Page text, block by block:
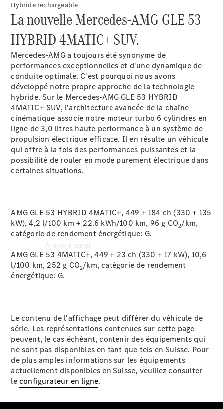
Brochure
Accessoires
de véhicule
Collection
Notices
d'utilisation
Prendre
rendez-
vous à
l'atelier
L'entreprise
Interlocuteur
Site et
horaires
Formulaire
Hybride rechargeable
La nouvelle Mercedes-AMG GLE 53
HYBRID 4MATIC+ SUV.
Mercedes-AMG a toujours été synonyme de
performances exceptionnelles et d'une dynamique de
conduite optimale. C'est pourquoi nous avons
développé notre propre approche de la technologie
hybride. Sur le Mercedes-AMG GLE 53 HYBRID
4MATIC+ SUV, l'architecture avancée de la chaîne
cinématique associe notre moteur turbo 6 cylindres en
ligne de 3,0 litres haute performance à un système de
propulsion électrique efficace. Il en résulte un véhicule
qui offre à la fois des performances puissantes et la
possibilité de rouler en mode purement électrique dans
certaines situations.
AMG GLE 53 HYBRID 4MATIC+, 449 + 184 ch (330 + 135
kW), 4,2 l/100 km + 22.6 kWh/100 km, 96 g CO2/km,
catégorie de rendement énergétique: G.
AMG GLE 53 4MATIC+, 449 + 23 ch (330 + 17 kW), 10,6
l/100 km, 252 g CO2/km, catégorie de rendement
énergétique: G.
Le contenu de l'affichage peut différer du véhicule de
série. Les représentations contenues sur cette page
peuvent, le cas échéant, contenir des équipements qui
ne sont pas disponibles en tant que tels en Suisse. Pour
de plus amples informations sur les équipements
actuellement disponibles en Suisse, veuillez consulter
leconfigurateur en ligne.